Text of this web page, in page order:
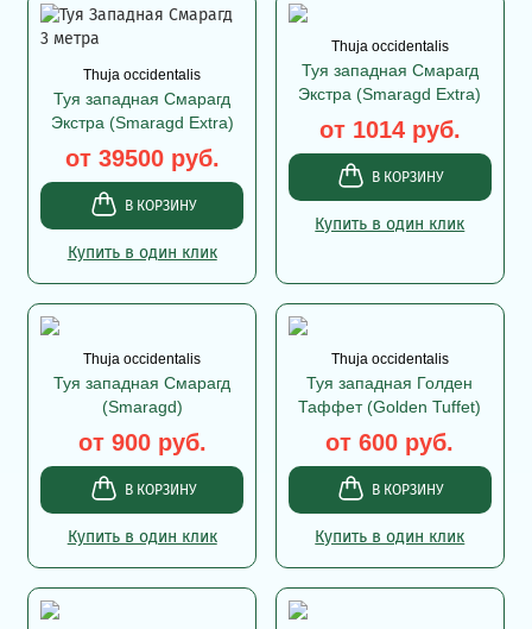
Thuja occidentalis
Туя западная Смарагд
Экстра (Smaragd Extra)
от 39500 руб.
В КОРЗИНУ
Купить в один клик
Thuja occidentalis
Туя западная Смарагд
Экстра (Smaragd Extra)
от 1014 руб.
В КОРЗИНУ
Купить в один клик
Thuja occidentalis
Туя западная Смарагд
(Smaragd)
от 900 руб.
В КОРЗИНУ
Купить в один клик
Thuja occidentalis
Туя западная Голден
Таффет (Golden Tuffet)
от 600 руб.
В КОРЗИНУ
Купить в один клик